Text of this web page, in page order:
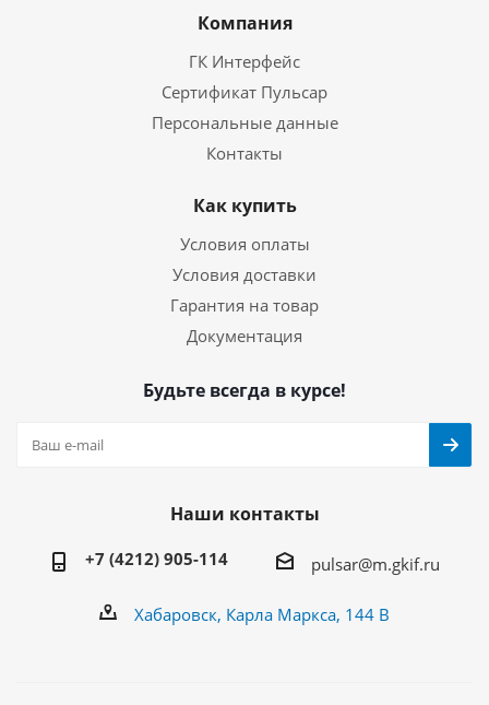
Компания
ГК Интерфейс
Сертификат Пульсар
Персональные данные
Контакты
Как купить
Условия оплаты
Условия доставки
Гарантия на товар
Документация
Будьте всегда в курсе!
Наши контакты
+7 (4212) 905-114 pulsar@m.gkif.ru
Хабаровск, Карла Маркса, 144 В